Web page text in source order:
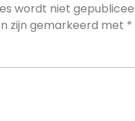
wordt niet
zijn gemarkeerd met *